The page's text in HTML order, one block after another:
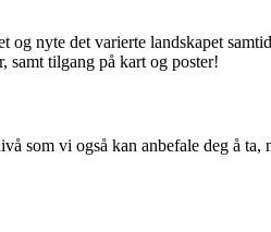
nyte det varierte landskapet
samt tilgang på kart og poster!
som vi også kan anbefale deg å